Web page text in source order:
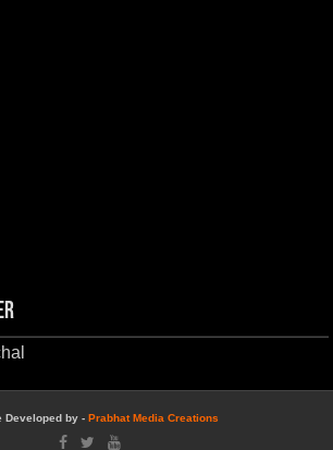
Developed by - Prabhat Media Creations